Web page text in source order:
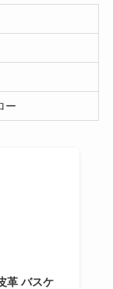
ー
革 バスケ